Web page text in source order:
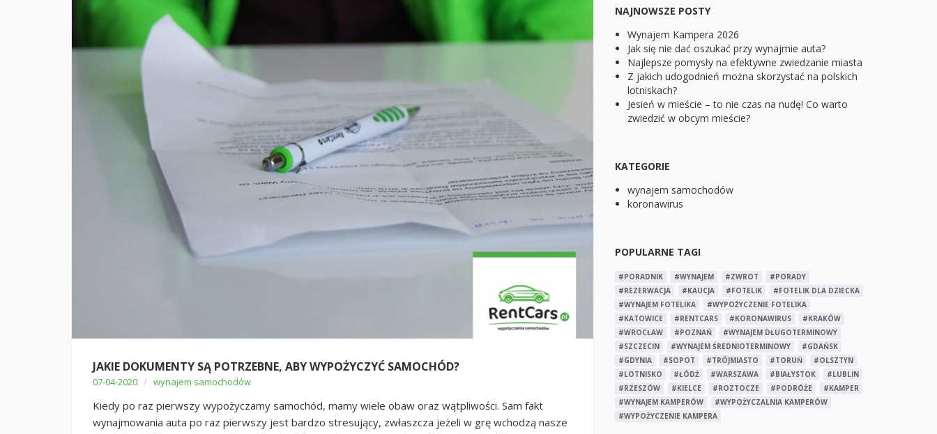
JAKIE DOKUMENTY SĄ POTRZEBNE, ABY WYPOŻYCZYĆ SAMOCHÓD?
07-04-2020 / wynajem samochodów
Kiedy po raz pierwszy wypożyczamy samochód, mamy wiele obaw oraz wątpliwości. Sam fakt
wynajmowania auta po raz pierwszy jest bardzo stresujący, zwłaszcza jeżeli w grę wchodzą nasze
NAJNOWSZE POSTY
Wynajem Kampera 2026
Jak się nie dać oszukać przy wynajmie auta?
Najlepsze pomysły na efektywne zwiedzanie miasta
Z jakich udogodnień można skorzystać na polskich
lotniskach?
Jesień w mieście – to nie czas na nudę! Co warto
zwiedzić w obcym mieście?
KATEGORIE
wynajem samochodów
koronawirus
POPULARNE TAGI
#PORADNIK #WYNAJEM #ZWROT
#PORADY
#REZERWACJA
#KAUCJA #FOTELIK
#FOTELIK DLA DZIECKA
#WYNAJEM FOTELIKA
#WYPOŻYCZENIE FOTELIKA
#KATOWICE
#RENTCARS #KORONAWIRUS
#KRAKÓW
#WROCŁAW
#POZNAŃ
#WYNAJEM DŁUGOTERMINOWY
#SZCZECIN
#WYNAJEM ŚREDNIOTERMINOWY
#GDAŃSK
#GDYNIA
#SOPOT #TRÓJMIASTO #TORUŃ
#OLSZTYN
#LOTNISKO
#ŁÓDŹ #WARSZAWA #BIAŁYSTOK
#LUBLIN
#RZESZÓW
#KIELCE #ROZTOCZE #PODRÓŻE
#KAMPER
#WYNAJEM KAMPERÓW
#WYPOŻYCZALNIA KAMPERÓW
#WYPOŻYCZENIE KAMPERA